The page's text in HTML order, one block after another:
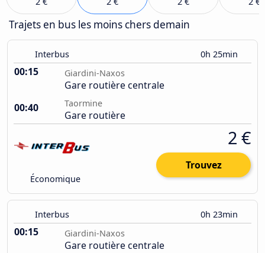
Trajets en bus les moins chers demain
Interbus 0h 25min
00:15 Giardini-Naxos
Gare routière centrale
00:40
Taormine
Gare routière
Économique
2 €
Trouvez
Interbus 0h 23min
00:15 Giardini-Naxos
Gare routière centrale